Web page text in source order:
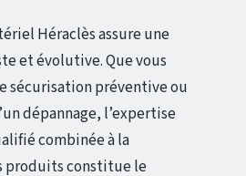
Héraclès assure une
et évolutive. Que vous
sécurisation préventive ou
dépannage, l’expertise
combinée à la
produits constitue le